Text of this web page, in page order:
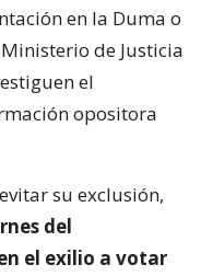
en la Duma o
de Justicia
el
opositora
su exclusión,
del
el exilio a votar